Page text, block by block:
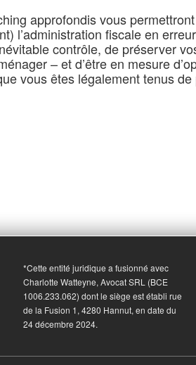
approfondis vous permettront
l’administration fiscale en
contrôle, de préserver
– et d’être en mesure
vous êtes légalement tenus
*Cette entité juridique a fusionné avec
Charlotte Watteyne, Avocat SRL (BCE
1006.233.062) dont le siège est établi rue
de la Fusion 1, 4280 Hannut, en date du
24 décembre 2024.